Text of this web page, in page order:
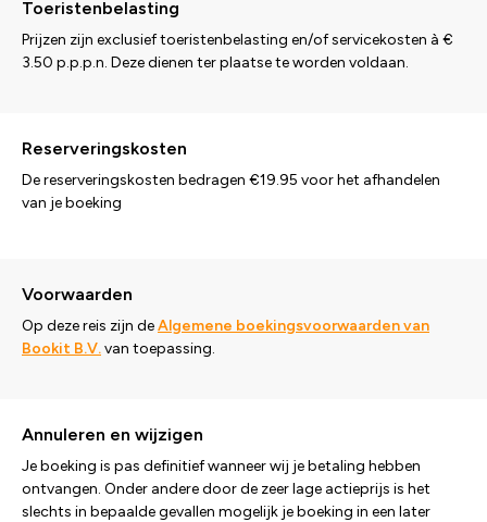
Toeristenbelasting
Prijzen zijn exclusief toeristenbelasting en/of servicekosten à €
3.50 p.p.p.n. Deze dienen ter plaatse te worden voldaan.
Reserveringskosten
De reserveringskosten bedragen €19.95 voor het afhandelen
van je boeking
Voorwaarden
Op deze reis zijn deAlgemene boekingsvoorwaarden van
Bookit B.V.van toepassing.
Annuleren en wijzigen
Je boeking is pas definitief wanneer wij je betaling hebben
ontvangen. Onder andere door de zeer lage actieprijs is het
slechts in bepaalde gevallen mogelijk je boeking in een later